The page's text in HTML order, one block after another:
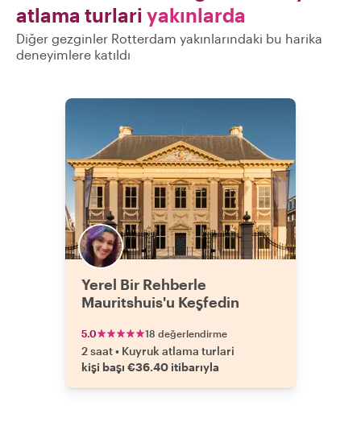
atlama turlari yakınlarda
Diğer gezginler Rotterdam yakınlarındaki bu harika
deneyimlere katıldı
Yerel Bir Rehberle
Mauritshuis'u Keşfedin
5.0 18 değerlendirme
2 saat• Kuyruk atlama turlari
kişi başı €36.40 itibarıyla